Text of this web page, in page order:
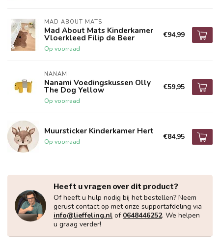
MAD ABOUT MATS
Mad About Mats Kinderkamer
Vloerkleed Filip de Beer
Op voorraad
€94,99
NANAMI
Nanami Voedingskussen Olly
The Dog Yellow
Op voorraad
€59,95
Muursticker Kinderkamer Hert
Op voorraad
€84,95
Heeft u vragen over dit product?
Of heeft u hulp nodig bij het bestellen? Neem
gerust contact op met onze supportafdeling via
info@lieffeling.nl of 0648446252. We helpen
u graag verder!